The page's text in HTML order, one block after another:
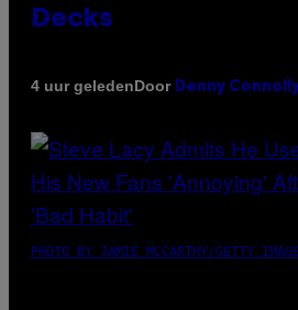
Decks
4 uur geledenDoor Denny
PHOTO BY JAMIE MCCARTHY/GETTY